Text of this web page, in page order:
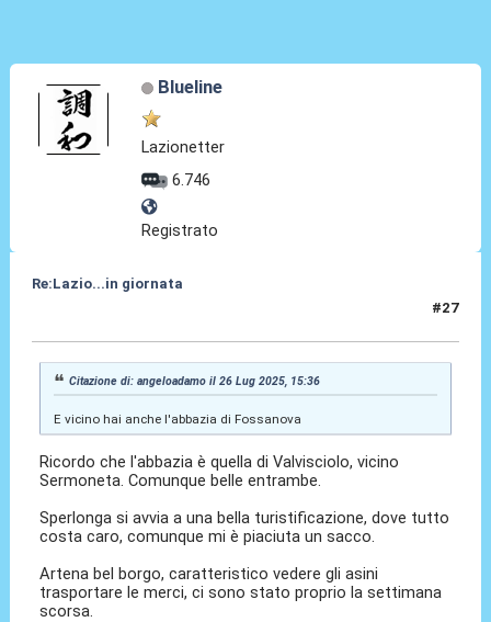
Blueline
Lazionetter
6.746
Registrato
Re:Lazio...in giornata
#27
Citazione di: angeloadamo il 26 Lug 2025, 15:36
E vicino hai anche l'abbazia di Fossanova
Ricordo che l'abbazia è quella di Valvisciolo, vicino
Sermoneta. Comunque belle entrambe.
Sperlonga si avvia a una bella turistificazione, dove tutto
costa caro, comunque mi è piaciuta un sacco.
Artena bel borgo, caratteristico vedere gli asini
trasportare le merci, ci sono stato proprio la settimana
scorsa.